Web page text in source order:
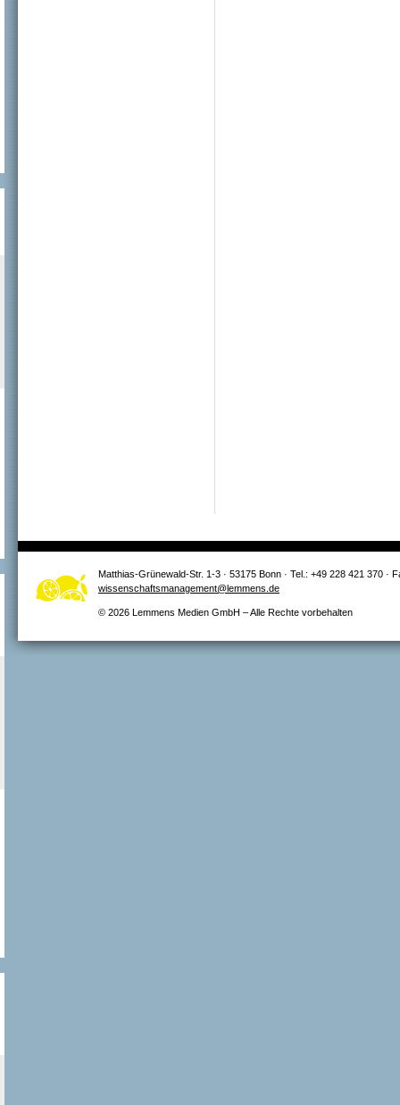
Matthias-Grünewald-Str. 1-3 · 53175 Bonn · Tel.: +49 228 421 370 ·
wissenschaftsmanagement@lemmens.de
© 2026 Lemmens Medien GmbH – Alle Rechte vorbehalten